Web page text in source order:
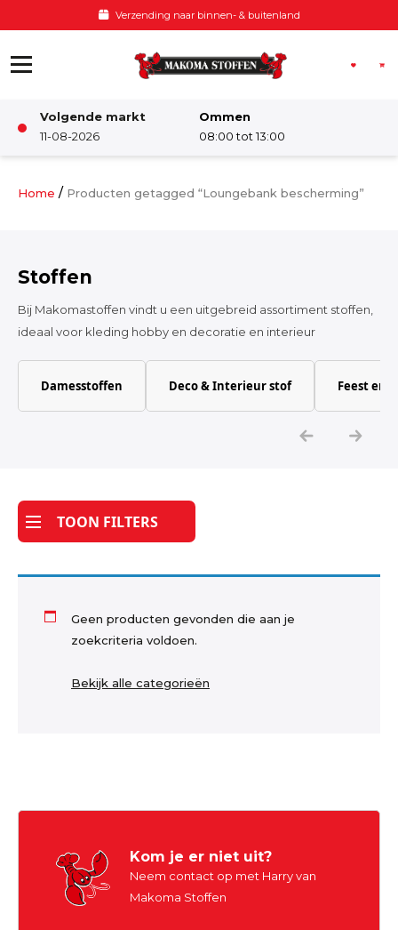
Verzending naar binnen- & buitenland
Volgende markt
11-08-2026
Ommen
08:00 tot 13:00
Damesstoffen
Katoen
Tijdpakker stof
Home / Producten getagged “Loungebank bescherming”
Stoffen
Bij Makomastoffen vindt u een uitgebreid assortiment stoffen,
ideaal voor kleding hobby en decoratie en interieur
Damesstoffen Deco & Interieur stof Feest en
TOON FILTERS
Geen producten gevonden die aan je
zoekcriteria voldoen.
Bekijk alle categorieën
Kom je er niet uit?
Neem contact op met Harry van
Makoma Stoffen